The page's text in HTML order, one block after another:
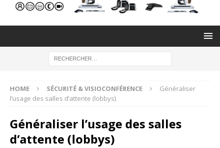
HOME SÉCURITÉ & VISIOCONFÉRENCE
Généraliser
l’usage des salles d’attente (lobbys)
Généraliser l’usage des salles
d’attente (lobbys)